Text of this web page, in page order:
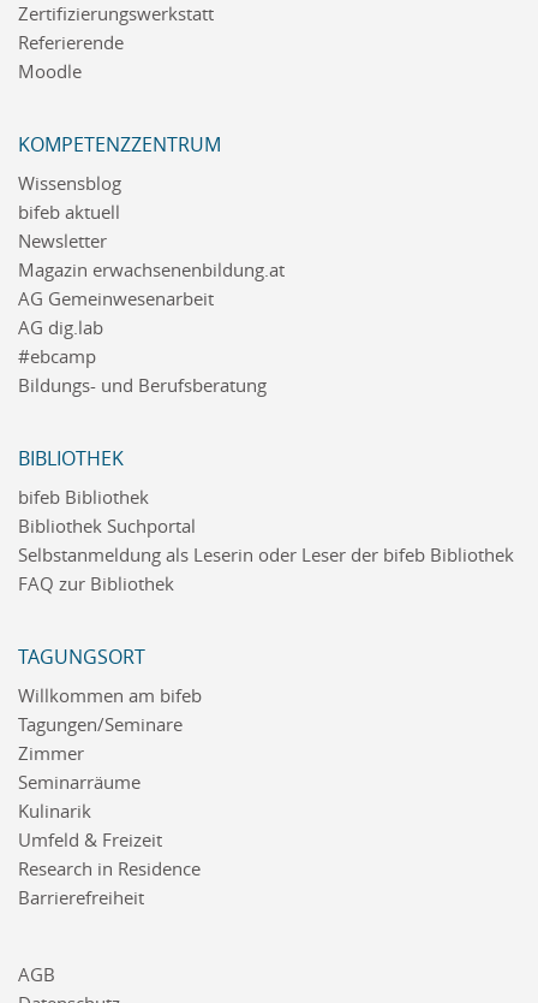
Zertifizierungswerkstatt
Referierende
Moodle
KOMPETENZZENTRUM
Wissensblog
bifeb aktuell
Newsletter
Magazin erwachsenenbildung.at
AG Gemeinwesenarbeit
AG dig.lab
#ebcamp
Bildungs- und Berufsberatung
BIBLIOTHEK
bifeb Bibliothek
Bibliothek Suchportal
Selbstanmeldung als Leserin oder Leser der bifeb Bibliothek
FAQ zur Bibliothek
TAGUNGSORT
Willkommen am bifeb
Tagungen/Seminare
Zimmer
Seminarräume
Kulinarik
Umfeld & Freizeit
Research in Residence
Barrierefreiheit
AGB